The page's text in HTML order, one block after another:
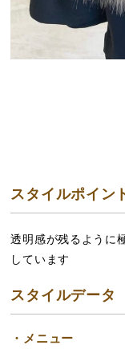
スタイルポイン
透明感が残るように
しています
スタイルデータ
メニュー